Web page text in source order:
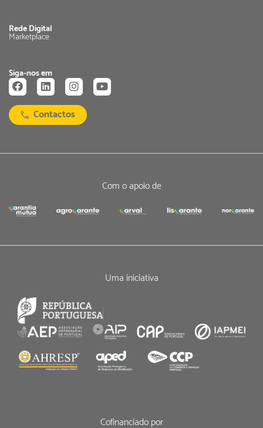
Rede Digital
Marketplace
Siga-nos em
Contactos
Com o apoio de
Uma iniciativa
Cofinanciado por